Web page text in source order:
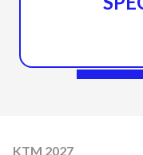
KTM 2027